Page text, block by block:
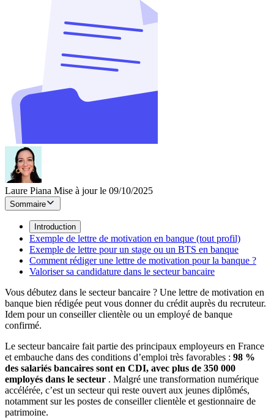
Laure Piana Mise à jour le 09/10/2025
Sommaire
Introduction
Exemple de lettre de motivation en banque (tout profil)
Exemple de lettre pour un stage ou un BTS en banque
Comment rédiger une lettre de motivation pour la banque ?
Valoriser sa candidature dans le secteur bancaire
Vous débutez dans le secteur bancaire ? Une lettre de motivation en
banque bien rédigée peut vous donner du crédit auprès du recruteur.
Idem pour un conseiller clientèle ou un employé de banque
confirmé.
Le secteur bancaire fait partie des principaux employeurs en France
et embauche dans des conditions d’emploi très favorables : 98 %
des salariés bancaires sont en CDI, avec plus de 350 000
employés dans le secteur . Malgré une transformation numérique
accélérée, c’est un secteur qui reste ouvert aux jeunes diplômés,
notamment sur les postes de conseiller clientèle et gestionnaire de
patrimoine.